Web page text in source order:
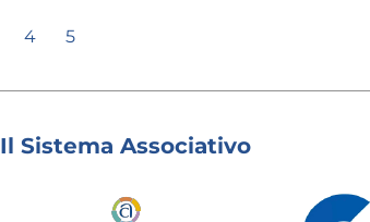
4 5
Il Sistema Associativo